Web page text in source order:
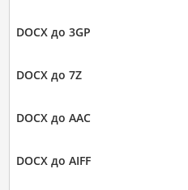
DOCX до 3GP
DOCX до 7Z
DOCX до AAC
DOCX до AIFF